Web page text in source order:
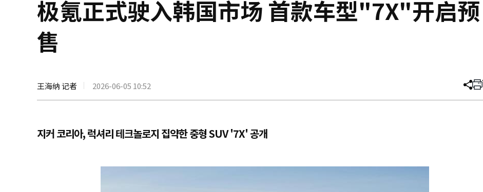
极氪正式驶入韩国市场 首款车型"7X"开启预
售
王海纳 记者 2026-06-05 10:52 分
文
打
지커 코리아, 럭셔리 테크놀로지 집약한 중형 SUV '7X' 공개